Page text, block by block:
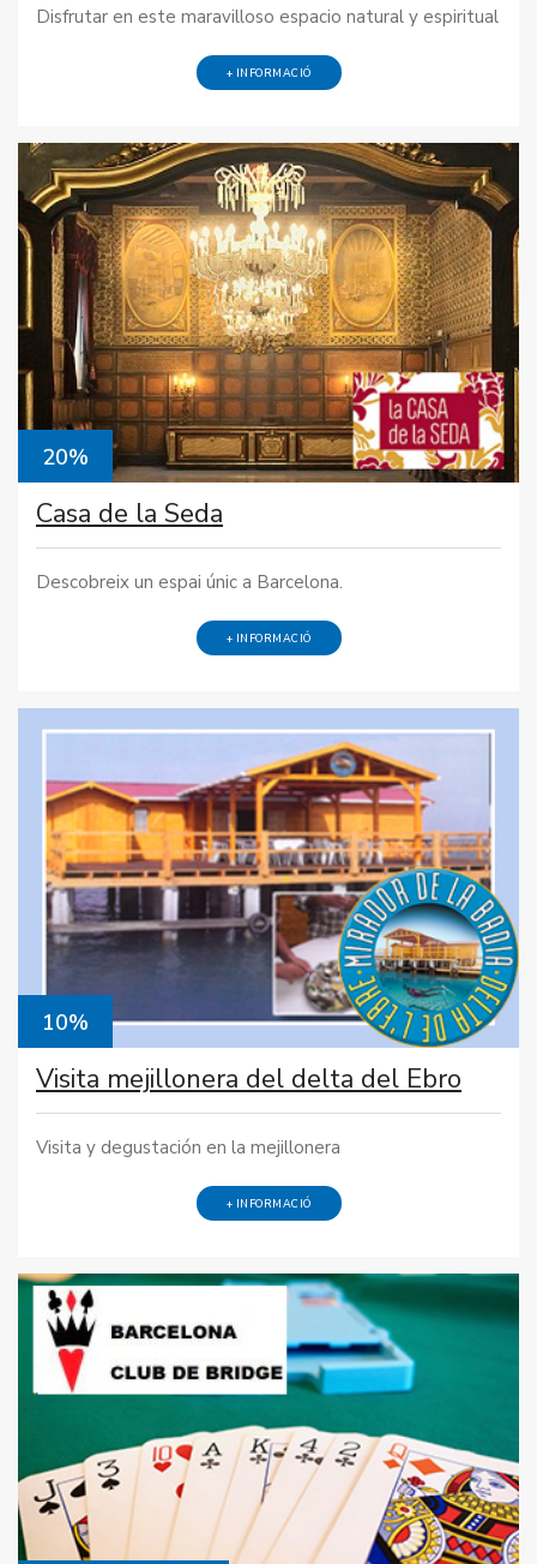
Disfrutar en este maravilloso espacio natural y espiritual
+ INFORMACIÓ
20%
Casa de la Seda
Descobreix un espai únic a Barcelona.
+ INFORMACIÓ
10%
Visita mejillonera del delta del Ebro
Visita y degustación en la mejillonera
+ INFORMACIÓ